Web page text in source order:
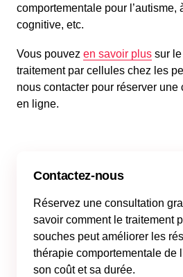
comportementale pour l’autisme,
cognitive, etc.
Vous pouvez en savoir plus sur
traitement par cellules chez les
nous contacter pour réserver
en ligne.
Contactez-nous
Réservez une consultation
savoir comment le traitement
souches peut améliorer les
thérapie comportementale de
son coût et sa durée.